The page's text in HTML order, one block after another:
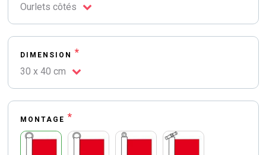
Ourlets côtés
DIMENSION *
30 x 40 cm
MONTAGE *